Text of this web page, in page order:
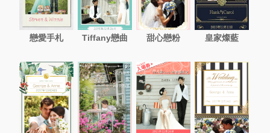
戀愛手札 Tiffany戀曲 甜心戀粉 皇家燦藍